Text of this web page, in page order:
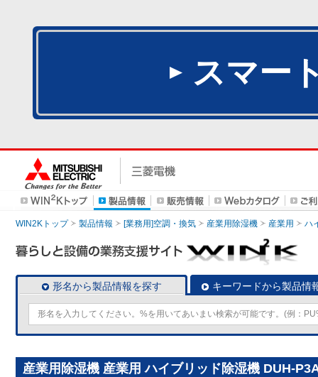
スマー
WIN2Kトップ 製品情報 [業務用]空調・換気 産業用除湿機 産業用 ハ
形名から製品情報を探す キーワードから製品情
産業用除湿機 産業用 ハイブリッド除湿機 DUH-